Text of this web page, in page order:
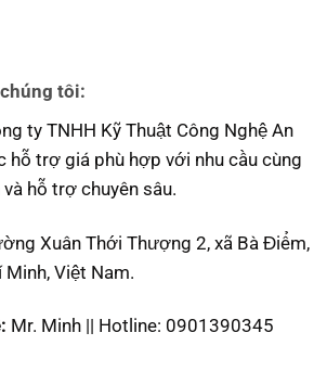
tôi:
ty TNHH Kỹ Thuật Công Nghệ An
hỗ trợ giá phù hợp với nhu cầu cùng
hỗ trợ chuyên sâu.
Xuân Thới Thượng 2, xã Bà Điểm,
Minh, Việt Nam.
Mr. Minh || Hotline: 0901390345